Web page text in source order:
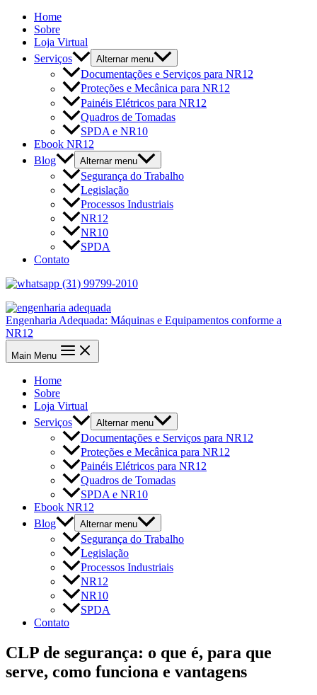
Home
Sobre
Loja Virtual
Serviços
Alternar menu
Documentações e Serviços para NR12
Proteções e Mecânica para NR12
Painéis Elétricos para NR12
Quadros de Tomadas
SPDA e NR10
Ebook NR12
Blog
Alternar menu
Segurança do Trabalho
Legislação
Processos Industriais
NR12
NR10
SPDA
Contato
(31) 99799-2010
Engenharia Adequada: Máquinas e Equipamentos conforme a
NR12
Main Menu
Home
Sobre
Loja Virtual
Serviços
Alternar menu
Documentações e Serviços para NR12
Proteções e Mecânica para NR12
Painéis Elétricos para NR12
Quadros de Tomadas
SPDA e NR10
Ebook NR12
Blog
Alternar menu
Segurança do Trabalho
Legislação
Processos Industriais
NR12
NR10
SPDA
Contato
CLP de segurança: o que é, para que
serve, como funciona e vantagens